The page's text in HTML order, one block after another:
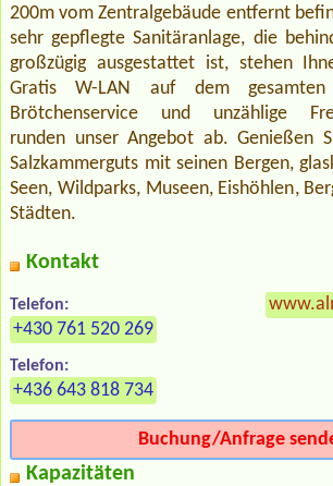
200m vom Zentralgebäude entfernt
sehr gepflegte Sanitäranlage, die
großzügig ausgestattet ist, stehen
Gratis W-LAN auf dem
Brötchenservice und unzählige
runden unser Angebot ab. Genießen
Salzkammerguts mit seinen Bergen,
Seen, Wildparks, Museen, Eishöhlen,
Städten.
Kontakt
Telefon:
+430 761 520 269
Telefon:
+436 643 818 734
Buchung/Anfrage
Kapazitäten